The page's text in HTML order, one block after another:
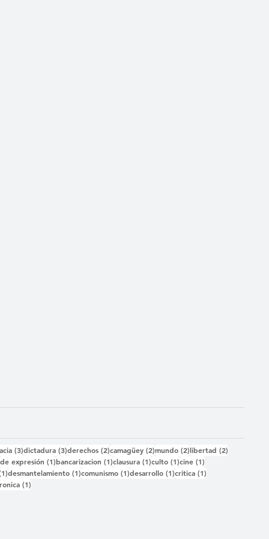
(3)3 entradas
dictadura (3)3 entradas
derechos (2)2 entradas
camagüey (2)2 entradas
mundo (2)2 entradas
libertad (2)
2 entradas
de expresión (1)1 entrada
bancarizacion (1)1 entrada
clausura (1)1 entrada
culto (1)1 entrada
cine (1)
1 entrada
desmantelamiento (1)1 entrada
comunismo (1)1 entrada
desarrollo (1)1 entrada
critica (1)
entrada(1)